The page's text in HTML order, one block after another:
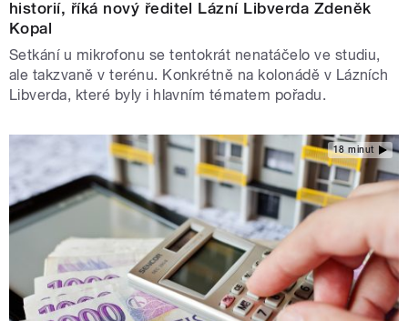
historií, říká nový ředitel Lázní Libverda Zdeněk
Kopal
Setkání u mikrofonu se tentokrát nenatáčelo ve studiu,
ale takzvaně v terénu. Konkrétně na kolonádě v Lázních
Libverda, které byly i hlavním tématem pořadu.
18 minut